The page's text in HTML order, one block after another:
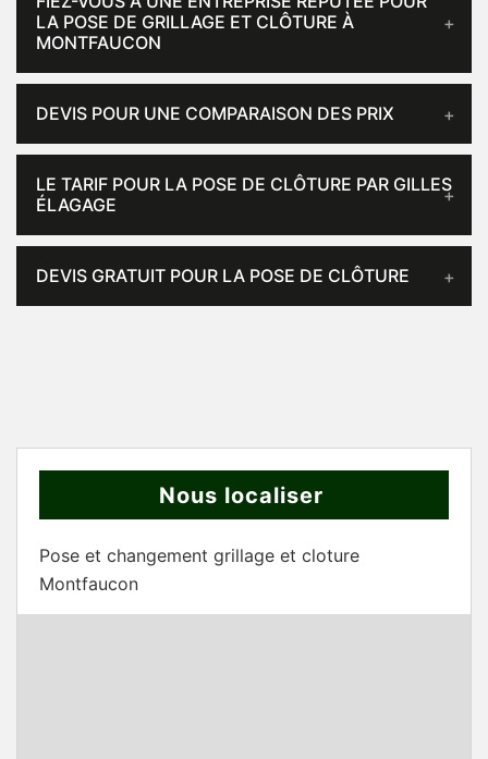
LA POSE DE GRILLAGE ET CLÔTURE À
MONTFAUCON
DEVIS POUR UNE COMPARAISON DES PRIX
LE TARIF POUR LA POSE DE CLÔTURE PAR GILLES
ÉLAGAGE
DEVIS GRATUIT POUR LA POSE DE CLÔTURE
Nous localiser
Pose et changement grillage et cloture
Montfaucon